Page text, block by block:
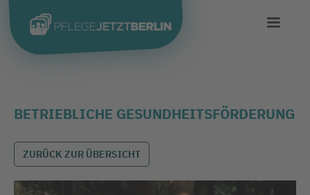
BETRIEBLICHE GESUNDHEITSFÖRDERUNG
ZURÜCK ZUR ÜBERSICHT